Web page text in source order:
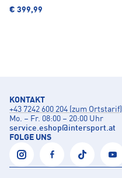
€ 399,99
KONTAKT
+43 7242 600 204 (zum Ortstarif)
Mo. – Fr. 08:00 – 20:00 Uhr
service.eshop@intersport.at
FOLGE UNS